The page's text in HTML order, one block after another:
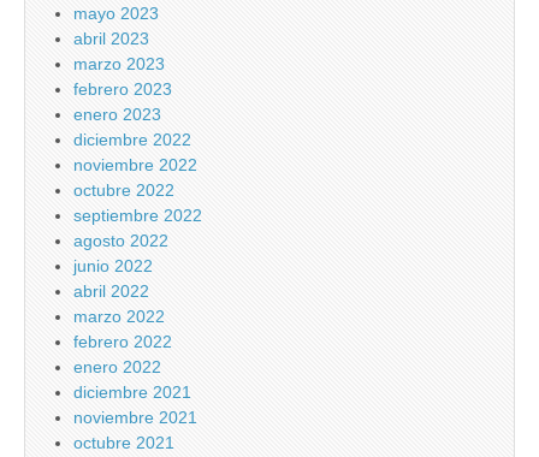
mayo 2023
abril 2023
marzo 2023
febrero 2023
enero 2023
diciembre 2022
noviembre 2022
octubre 2022
septiembre 2022
agosto 2022
junio 2022
abril 2022
marzo 2022
febrero 2022
enero 2022
diciembre 2021
noviembre 2021
octubre 2021